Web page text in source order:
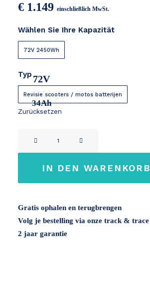
€ 1.149 einschließlich MwSt.
Wählen Sie Ihre Kapazität
72V 2450Wh
72V
34Ah
Typ
Revisie scooters / motos batterijen
Zurücksetzen
IN DEN WARENKORB
Gratis ophalen en terugbrengen
Volg je bestelling via onze track & trace
2 jaar garantie